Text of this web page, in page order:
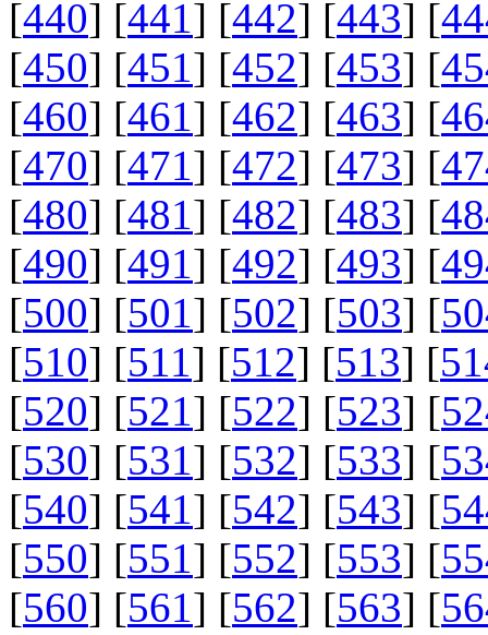
[440] [441] [442] [443] [
[450] [451] [452] [453] [
[460] [461] [462] [463] [
[470] [471] [472] [473] [
[480] [481] [482] [483] [
[490] [491] [492] [493] [
[500] [501] [502] [503] [
[510] [511] [512] [513] [
[520] [521] [522] [523] [
[530] [531] [532] [533] [
[540] [541] [542] [543] [
[550] [551] [552] [553] [
[560] [561] [562] [563] [